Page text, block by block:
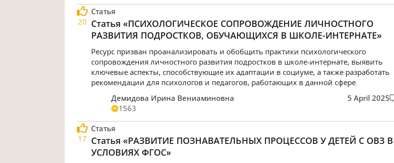
20
Статья
Статья «ПСИХОЛОГИЧЕСКОЕ СОПРОВОЖДЕНИЕ ЛИЧНОСТНОГО
РАЗВИТИЯ ПОДРОСТКОВ, ОБУЧАЮЩИХСЯ В ШКОЛЕ-ИНТЕРНАТЕ»
Ресурс призван проанализировать и обобщить практики психологического
сопровождения личностного развития подростков в школе-интернате, выявить
ключевые аспекты, способствующие их адаптации в социуме, а также разработать
рекомендации для психологов и педагогов, работающих в данной сфере.
Демидова Ирина Вениаминовна
1563
5 April 2025
17
Статья
Статья «РАЗВИТИЕ ПОЗНАВАТЕЛЬНЫХ ПРОЦЕССОВ У ДЕТЕЙ С ОВЗ В
УСЛОВИЯХ ФГОС»